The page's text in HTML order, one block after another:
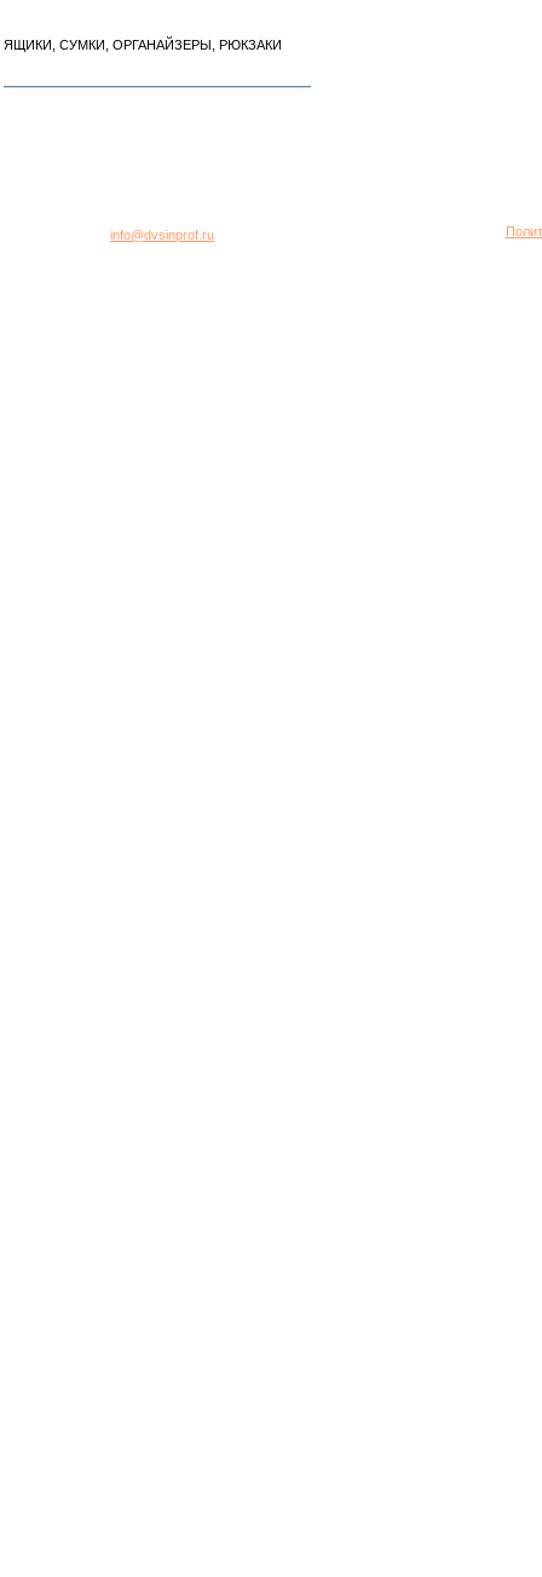
ЯЩИКИ, СУМКИ, ОРГАНАЙЗЕРЫ, РЮКЗАКИ
info@dvsinprof.ru